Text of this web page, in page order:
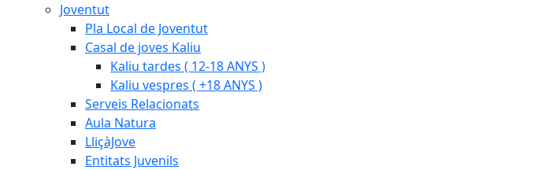
Joventut
Pla Local de Joventut
Casal de joves Kaliu
Kaliu tardes ( 12-18 ANYS )
Kaliu vespres ( +18 ANYS )
Serveis Relacionats
Aula Natura
LliçàJove
Entitats Juvenils